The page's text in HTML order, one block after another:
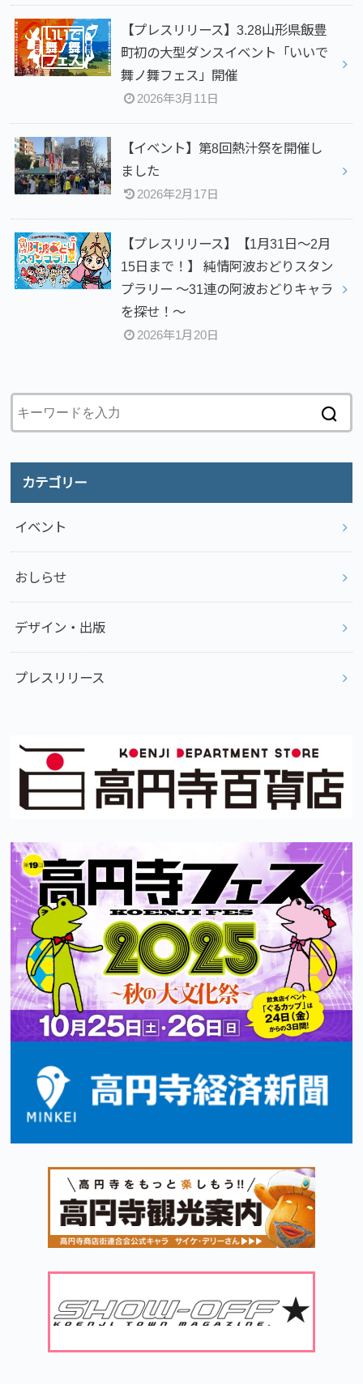
【プレスリリース】3.28山形県飯豊
町初の大型ダンスイベント「いいで
舞ノ舞フェス」開催
2026年3月11日
【イベント】第8回熱汁祭を開催し
ました
2026年2月17日
【プレスリリース】【1月31日～2月
15日まで！】 純情阿波おどりスタン
プラリー ～31連の阿波おどりキャラ
を探せ！～
2026年1月20日
カテゴリー
イベント
おしらせ
デザイン・出版
プレスリリース